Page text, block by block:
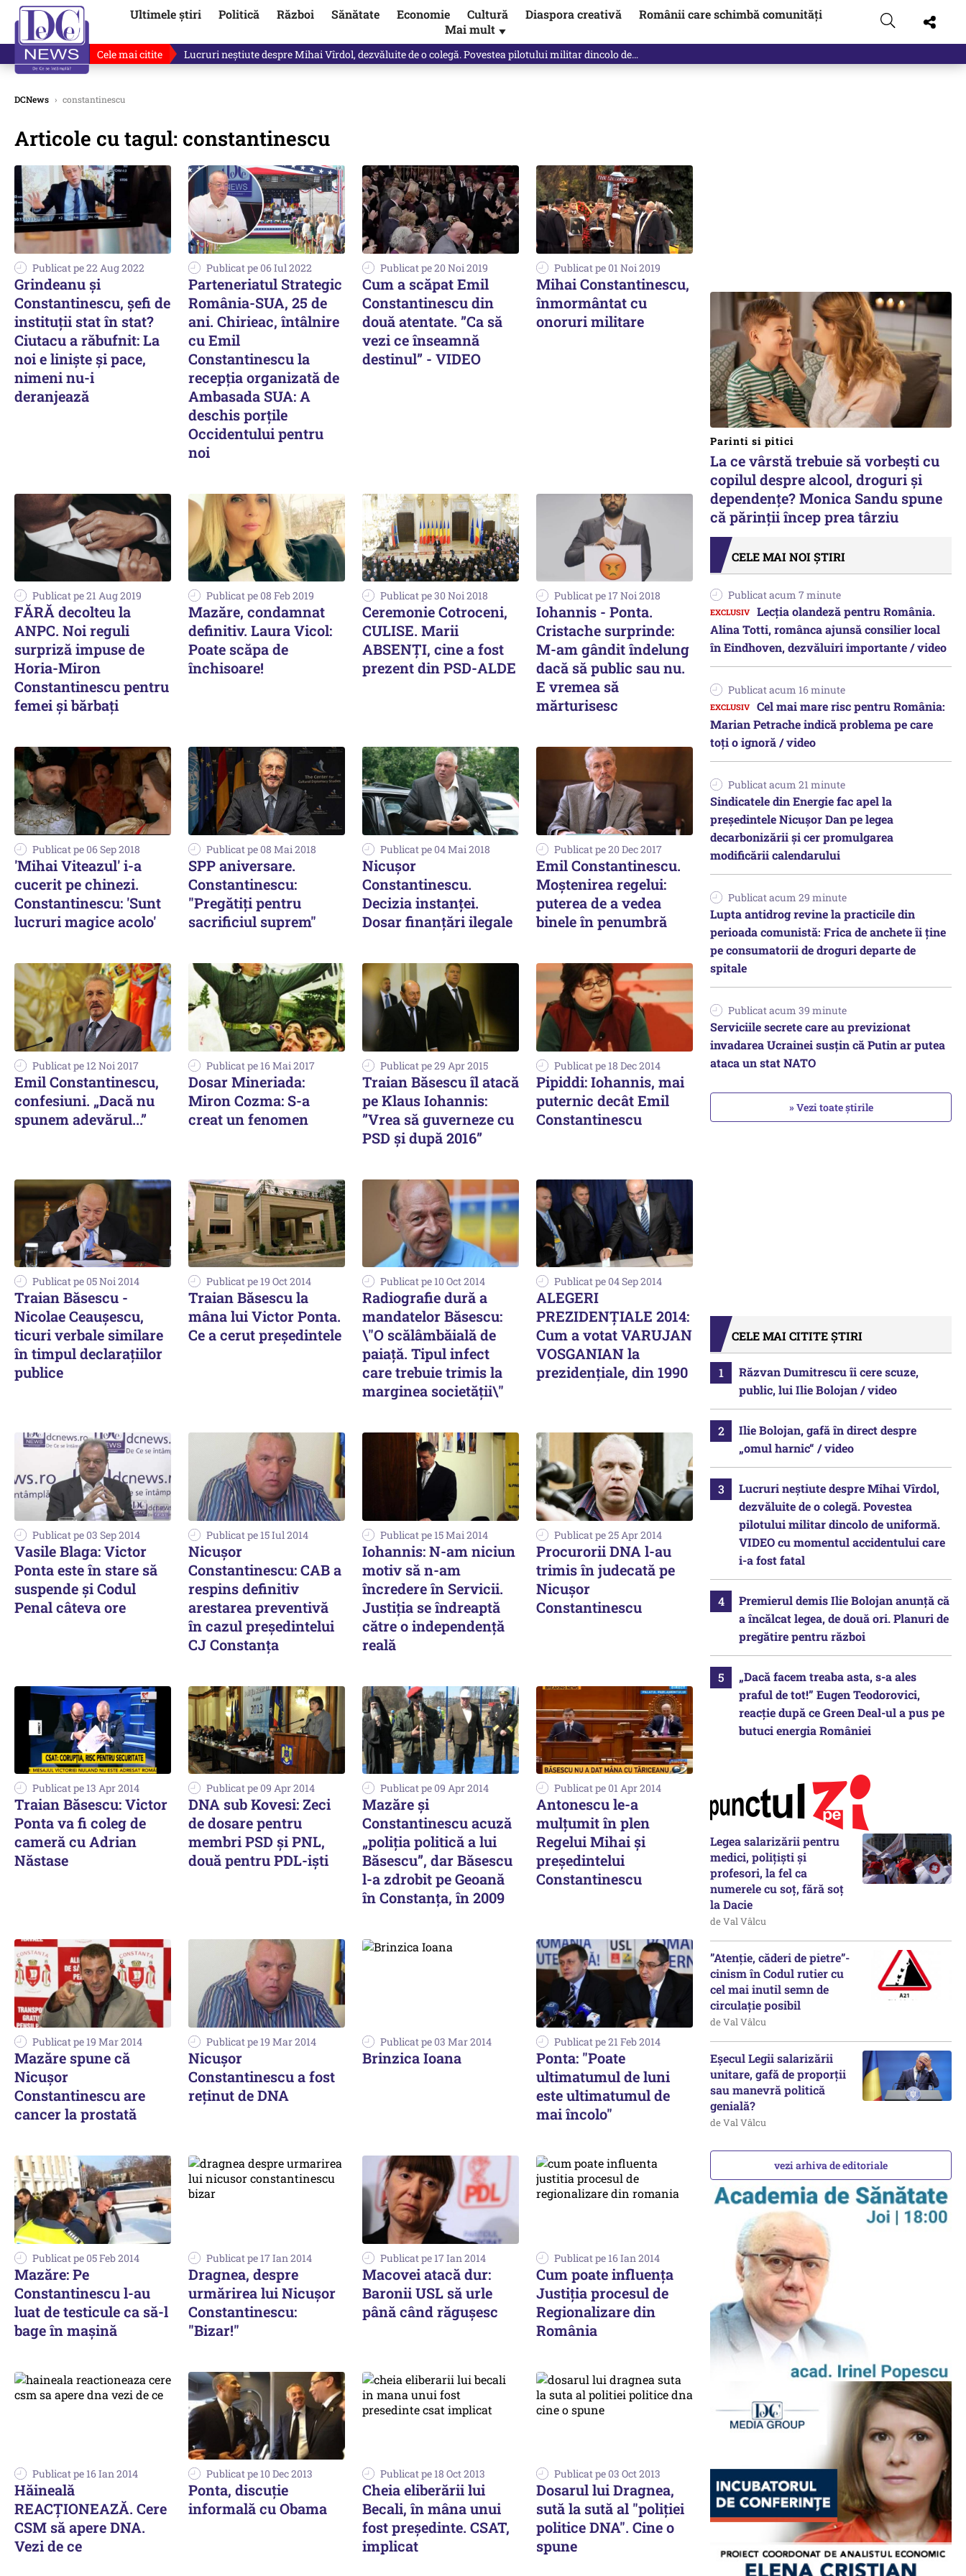
Ultimele știri Politică Război Sănătate Economie Cultură Diaspora creativă
Românii care schimbă comunități
Mai mult ▼
Cele mai citite Lucruri neștiute despre Mihai Vîrdol, dezvăluite de o colegă. Povestea pilotului militar dincolo de…
DCNews › constantinescu
Articole cu tagul: constantinescu
Publicat pe 22 Aug 2022
Grindeanu şi
Constantinescu, şefi de
instituţii stat în stat?
Ciutacu a răbufnit: La
noi e linişte şi pace,
nimeni nu-i
deranjează
Publicat pe 06 Iul 2022
Parteneriatul Strategic
România-SUA, 25 de
ani. Chirieac, întâlnire
cu Emil
Constantinescu la
recepția organizată de
Ambasada SUA: A
deschis porțile
Occidentului pentru
noi
Publicat pe 20 Noi 2019
Cum a scăpat Emil
Constantinescu din
două atentate. ”Ca să
vezi ce înseamnă
destinul” - VIDEO
Publicat pe 01 Noi 2019
Mihai Constantinescu,
înmormântat cu
onoruri militare
Publicat pe 21 Aug 2019
FĂRĂ decolteu la
ANPC. Noi reguli
surpriză impuse de
Horia-Miron
Constantinescu pentru
femei și bărbați
Publicat pe 08 Feb 2019
Mazăre, condamnat
definitiv. Laura Vicol:
Poate scăpa de
închisoare!
Publicat pe 30 Noi 2018
Ceremonie Cotroceni,
CULISE. Marii
ABSENȚI, cine a fost
prezent din PSD-ALDE
Publicat pe 17 Noi 2018
Iohannis - Ponta.
Cristache surprinde:
M-am gândit îndelung
dacă să public sau nu.
E vremea să
mărturisesc
Publicat pe 06 Sep 2018
'Mihai Viteazul' i-a
cucerit pe chinezi.
Constantinescu: 'Sunt
lucruri magice acolo'
Publicat pe 08 Mai 2018
SPP aniversare.
Constantinescu:
"Pregătiţi pentru
sacrificiul suprem"
Publicat pe 04 Mai 2018
Nicuşor
Constantinescu.
Decizia instanţei.
Dosar finanţări ilegale
Publicat pe 20 Dec 2017
Emil Constantinescu.
Moştenirea regelui:
puterea de a vedea
binele în penumbră
Publicat pe 12 Noi 2017
Emil Constantinescu,
confesiuni. „Dacă nu
spunem adevărul...”
Publicat pe 16 Mai 2017
Dosar Mineriada:
Miron Cozma: S-a
creat un fenomen
Publicat pe 29 Apr 2015
Traian Băsescu îl atacă
pe Klaus Iohannis:
”Vrea să guverneze cu
PSD și după 2016”
Publicat pe 18 Dec 2014
Pipiddi: Iohannis, mai
puternic decât Emil
Constantinescu
Publicat pe 05 Noi 2014
Traian Băsescu -
Nicolae Ceaușescu,
ticuri verbale similare
în timpul declarațiilor
publice
Publicat pe 19 Oct 2014
Traian Băsescu la
mâna lui Victor Ponta.
Ce a cerut președintele
Publicat pe 10 Oct 2014
Radiografie dură a
mandatelor Băsescu:
\"O scălâmbăială de
paiață. Tipul infect
care trebuie trimis la
marginea societății\"
Publicat pe 04 Sep 2014
ALEGERI
PREZIDENȚIALE 2014:
Cum a votat VARUJAN
VOSGANIAN la
prezidențiale, din 1990
Publicat pe 03 Sep 2014
Vasile Blaga: Victor
Ponta este în stare să
suspende și Codul
Penal câteva ore
Publicat pe 15 Iul 2014
Nicușor
Constantinescu: CAB a
respins definitiv
arestarea preventivă
în cazul președintelui
CJ Constanța
Publicat pe 15 Mai 2014
Iohannis: N-am niciun
motiv să n-am
încredere în Servicii.
Justiția se îndreaptă
către o independență
reală
Publicat pe 25 Apr 2014
Procurorii DNA l-au
trimis în judecată pe
Nicușor
Constantinescu
Publicat pe 13 Apr 2014
Traian Băsescu: Victor
Ponta va fi coleg de
cameră cu Adrian
Năstase
Publicat pe 09 Apr 2014
DNA sub Kovesi: Zeci
de dosare pentru
membri PSD și PNL,
două pentru PDL-iști
Publicat pe 09 Apr 2014
Mazăre și
Constantinescu acuză
„poliția politică a lui
Băsescu”, dar Băsescu
l-a zdrobit pe Geoană
în Constanța, în 2009
Publicat pe 01 Apr 2014
Antonescu le-a
mulțumit în plen
Regelui Mihai și
președintelui
Constantinescu
Publicat pe 19 Mar 2014
Mazăre spune că
Nicușor
Constantinescu are
cancer la prostată
Publicat pe 19 Mar 2014
Nicușor
Constantinescu a fost
reținut de DNA
Publicat pe 03 Mar 2014
Brinzica Ioana
Publicat pe 21 Feb 2014
Ponta: "Poate
ultimatumul de luni
este ultimatumul de
mai încolo"
Publicat pe 05 Feb 2014
Mazăre: Pe
Constantinescu l-au
luat de testicule ca să-l
bage în mașină
Publicat pe 17 Ian 2014
Dragnea, despre
urmărirea lui Nicușor
Constantinescu:
"Bizar!"
Publicat pe 17 Ian 2014
Macovei atacă dur:
Baronii USL să urle
până când răgușesc
Publicat pe 16 Ian 2014
Cum poate influența
Justiția procesul de
Regionalizare din
România
Publicat pe 16 Ian 2014
Hăineală
REACȚIONEAZĂ. Cere
CSM să apere DNA.
Vezi de ce
Publicat pe 10 Dec 2013
Ponta, discuție
informală cu Obama
Publicat pe 18 Oct 2013
Cheia eliberării lui
Becali, în mâna unui
fost președinte. CSAT,
implicat
Publicat pe 03 Oct 2013
Dosarul lui Dragnea,
sută la sută al "poliției
politice DNA". Cine o
spune
Parinti si pitici
La ce vârstă trebuie să vorbești cu
copilul despre alcool, droguri și
dependențe? Monica Sandu spune
că părinții încep prea târziu
CELE MAI NOI ȘTIRI
Publicat acum 7 minute
Lecția olandeză pentru România.
Alina Totti, românca ajunsă consilier local
în Eindhoven, dezvăluiri importante / video
Publicat acum 16 minute
Cel mai mare risc pentru România:
Marian Petrache indică problema pe care
toți o ignoră / video
Publicat acum 21 minute
Sindicatele din Energie fac apel la
preşedintele Nicuşor Dan pe legea
decarbonizării şi cer promulgarea
modificării calendarului
Publicat acum 29 minute
Lupta antidrog revine la practicile din
perioada comunistă: Frica de anchete îi ține
pe consumatorii de droguri departe de
spitale
Publicat acum 39 minute
Serviciile secrete care au previzionat
invadarea Ucrainei susțin că Putin ar putea
ataca un stat NATO
» Vezi toate știrile
CELE MAI CITITE ȘTIRI
Răzvan Dumitrescu îi cere scuze,
public, lui Ilie Bolojan / video
Ilie Bolojan, gafă în direct despre
„omul harnic“ / video
Lucruri neștiute despre Mihai Vîrdol,
dezvăluite de o colegă. Povestea
pilotului militar dincolo de uniformă.
VIDEO cu momentul accidentului care
i-a fost fatal
Premierul demis Ilie Bolojan anunță că
a încălcat legea, de două ori. Planuri de
pregătire pentru război
„Dacă facem treaba asta, s-a ales
praful de tot!” Eugen Teodorovici,
reacție după ce Green Deal-ul a pus pe
butuci energia României
Legea salarizării pentru
medici, polițiști și
profesori, la fel ca
numerele cu soț, fără soț
la Dacie
de Val Vâlcu
”Atenție, căderi de pietre”-
cinism în Codul rutier cu
cel mai inutil semn de
circulație posibil
de Val Vâlcu
Eșecul Legii salarizării
unitare, gafă de proporții
sau manevră politică
genială?
de Val Vâlcu
vezi arhiva de editoriale